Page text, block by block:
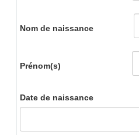
Nom de naissance
Prénom(s)
Date de naissance